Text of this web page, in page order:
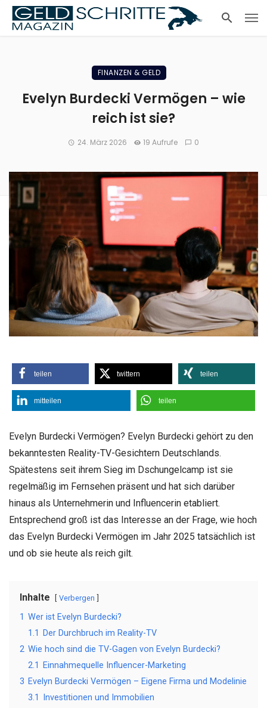
FINANZEN & GELD
Evelyn Burdecki Vermögen – wie
reich ist sie?
24. März 2026 19 Aufrufe 0
teilen twittern teilen
mitteilen teilen
Evelyn Burdecki Vermögen? Evelyn Burdecki gehört zu den
bekanntesten Reality-TV-Gesichtern Deutschlands.
Spätestens seit ihrem Sieg im Dschungelcamp ist sie
regelmäßig im Fernsehen präsent und hat sich darüber
hinaus als Unternehmerin und Influencerin etabliert.
Entsprechend groß ist das Interesse an der Frage, wie hoch
das Evelyn Burdecki Vermögen im Jahr 2025 tatsächlich ist
und ob sie heute als reich gilt.
Inhalte Verbergen
1 Wer ist Evelyn Burdecki?
1.1
Der Durchbruch im Reality-TV
2 Wie hoch sind die TV-Gagen von Evelyn Burdecki?
2.1
Einnahmequelle Influencer-Marketing
3 Evelyn Burdecki Vermögen – Eigene Firma und Modelinie
3.1
Investitionen und Immobilien